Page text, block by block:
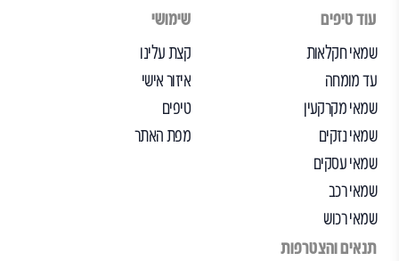
עוד טיפים
שמאי חקלאות
עד מומחה
שמאי מקרקעין
שמאי נזקים
שמאי עסקים
שמאי רכב
שמאי רכוש
שימושי
קצת עלינו
איזור אישי
טיפים
מפת האתר
תנאים והצטרפות